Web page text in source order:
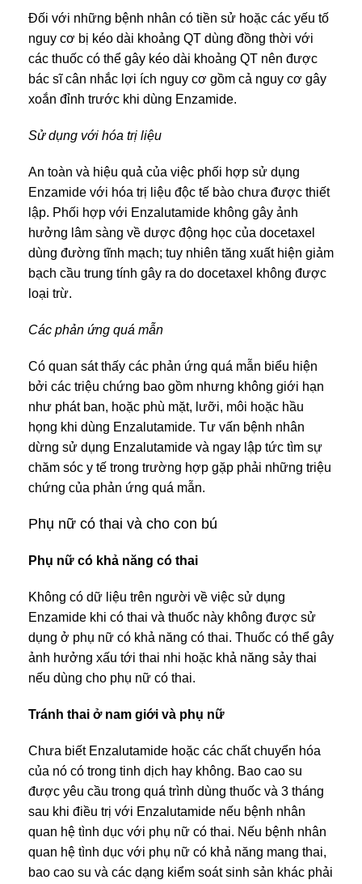
Đối với những bệnh nhân có tiền sử hoặc các yếu tố
nguy cơ bị kéo dài khoảng QT dùng đồng thời với
các thuốc có thể gây kéo dài khoảng QT nên được
bác sĩ cân nhắc lợi ích nguy cơ gồm cả nguy cơ gây
xoắn đỉnh trước khi dùng Enzamide.
Sử dụng với hóa trị liệu
An toàn và hiệu quả của việc phối hợp sử dụng
Enzamide với hóa trị liệu độc tế bào chưa được thiết
lập. Phối hợp với Enzalutamide không gây ảnh
hưởng lâm sàng về dược động học của docetaxel
dùng đường tĩnh mạch; tuy nhiên tăng xuất hiện giảm
bạch cầu trung tính gây ra do docetaxel không được
loại trừ.
Các phản ứng quá mẫn
Có quan sát thấy các phản ứng quá mẫn biểu hiện
bởi các triệu chứng bao gồm nhưng không giới hạn
như phát ban, hoặc phù mặt, lưỡi, môi hoặc hầu
họng khi dùng Enzalutamide. Tư vấn bệnh nhân
dừng sử dụng Enzalutamide và ngay lập tức tìm sự
chăm sóc y tế trong trường hợp gặp phải những triệu
chứng của phản ứng quá mẫn.
Phụ nữ có thai và cho con bú
Phụ nữ có khả năng có thai
Không có dữ liệu trên người về việc sử dụng
Enzamide khi có thai và thuốc này không được sử
dụng ở phụ nữ có khả năng có thai. Thuốc có thể gây
ảnh hưởng xấu tới thai nhi hoặc khả năng sảy thai
nếu dùng cho phụ nữ có thai.
Tránh thai ở nam giới và phụ nữ
Chưa biết Enzalutamide hoặc các chất chuyển hóa
của nó có trong tinh dịch hay không. Bao cao su
được yêu cầu trong quá trình dùng thuốc và 3 tháng
sau khi điều trị với Enzalutamide nếu bệnh nhân
quan hệ tình dục với phụ nữ có thai. Nếu bệnh nhân
quan hệ tình dục với phụ nữ có khả năng mang thai,
bao cao su và các dạng kiểm soát sinh sản khác phải